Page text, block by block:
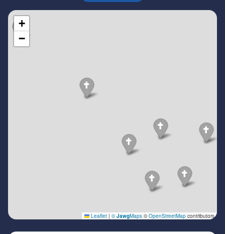
Make this Notebook Trusted to load map: File -> Trust